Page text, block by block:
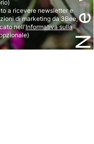
a ricevere newsletter e
di marketing da 3Bee,
nell'Informativa sulla